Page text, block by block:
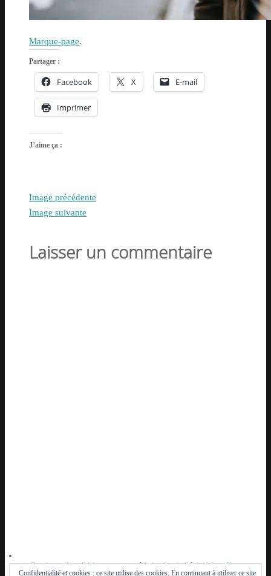
Marque-page.
Partager :
Facebook X E-mail
Imprimer
J’aime ça :
Image précédente
Image suivante
Laisser un commentaire
Ce site utilise Akismet pour réduire les indésirables.En
Confidentialité et cookies : ce site utilise des cookies. En continuant à utiliser ce site